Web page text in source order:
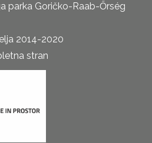
parka Goričko-Raab-Őrség
2014-2020
stran